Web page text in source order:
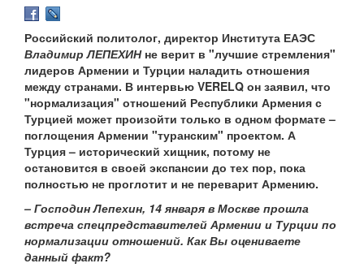
Российский политолог, директор Института ЕАЭС
Владимир ЛЕПЕХИНне верит в "лучшие стремления"
лидеров Армении и Турции наладить отношения
между странами. В интервью VERELQ он заявил, что
"нормализация" отношений Республики Армения с
Турцией может произойти только в одном формате –
поглощения Армении "туранским" проектом. А
Турция – исторический хищник, потому не
остановится в своей экспансии до тех пор, пока
полностью не проглотит и не переварит Армению.
– Господин Лепехин, 14 января в Москве прошла
встреча спецпредставителей Армении и Турции по
нормализации отношений. Как Вы оцениваете
данный факт?